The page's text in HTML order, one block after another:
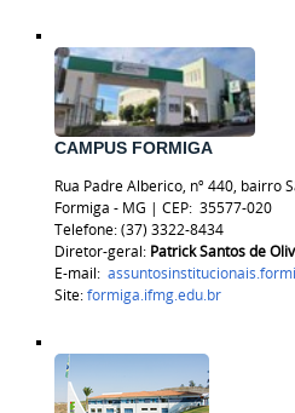
CAMPUS FORMIGA
Rua Padre Alberico, nº 440, bairro
Formiga - MG | CEP: 35577-020
Telefone: (37) 3322-8434
Diretor-geral: Patrick Santos de
E-mail:
Site:formiga.ifmg.edu.br